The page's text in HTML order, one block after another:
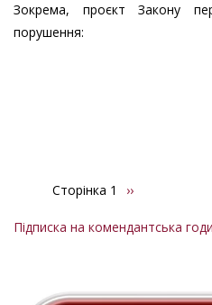
Зокрема, проєкт Закону
порушення:
Розбивка
сторінки
Сторінка 1
Наступна
››
Підписка на комендантська